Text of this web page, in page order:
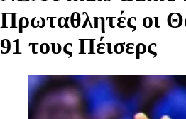
Πρωταθλητές οι
91 τους Πέισερς